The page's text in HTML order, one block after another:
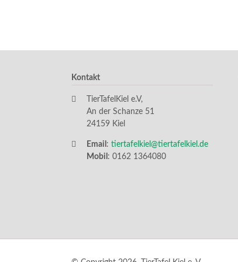
Kontakt
TierTafelKiel e.V,
An der Schanze 51
24159 Kiel
Email :tiertafelkiel@tiertafelkiel.de
Mobil : 0162 1364080